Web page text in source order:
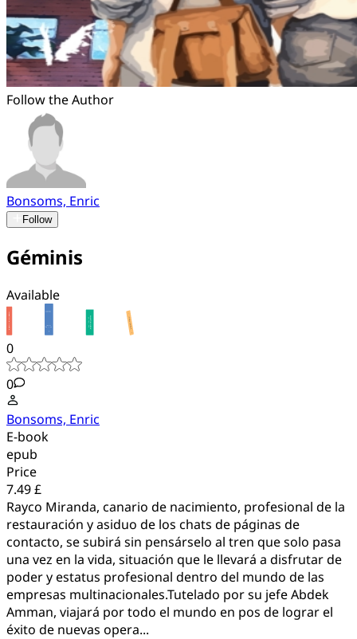
Follow the Author
Bonsoms, Enric
Follow
Géminis
Available
0
0
Bonsoms, Enric
E-book
epub
Price
7.49 £
Rayco Miranda, canario de nacimiento, profesional de la
restauración y asiduo de los chats de páginas de
contacto, se subirá sin pensárselo al tren que solo pasa
una vez en la vida, situación que le llevará a disfrutar de
poder y estatus profesional dentro del mundo de las
empresas multinacionales.Tutelado por su jefe Abdek
Amman, viajará por todo el mundo en pos de lograr el
éxito de nuevas opera...